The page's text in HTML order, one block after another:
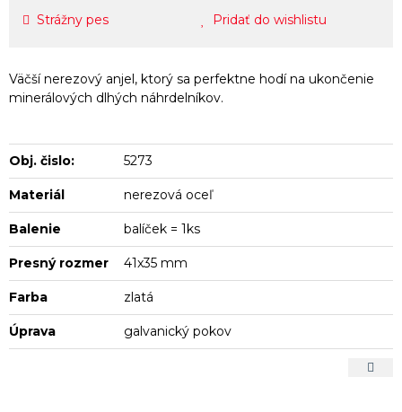
Strážny pes Pridať do wishlistu
Väčší nerezový anjel, ktorý sa perfektne hodí na ukončenie
minerálových dlhých náhrdelníkov.
Obj. čislo: 5273
Materiál nerezová oceľ
Balenie balíček = 1ks
Presný rozmer 41x35 mm
Farba zlatá
Úprava galvanický pokov